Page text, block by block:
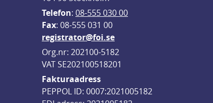
Telefon: 08-555 030 00
Fax: 08-555 031 00
registrator@foi.se
Org.nr: 202100-5182
VAT SE202100518201
Fakturaadress
PEPPOL ID: 0007:2021005182